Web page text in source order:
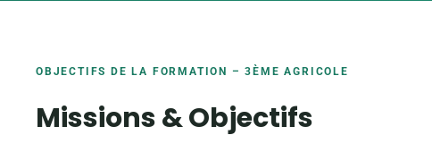
OBJECTIFS DE LA FORMATION – 3ÈME AGRICOLE
Missions & Objectifs